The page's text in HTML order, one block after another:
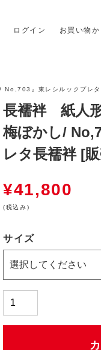
ログイン お買い物か
』東レシルックプレ
長襦袢 紙人形
梅ぼかし/
レタ長襦袢 [
¥41,800
(税込み)
サイズ
長
袢